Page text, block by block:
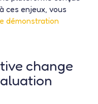
ces enjeux, vous
démonstration
change